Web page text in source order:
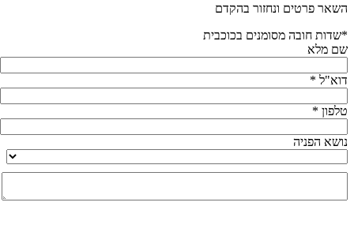
השאר פרטים ונחזור בהקדם
*שדות חובה מסומנים בכוכבית
שם מלא
דוא"ל *
טלפון *
נושא הפניה